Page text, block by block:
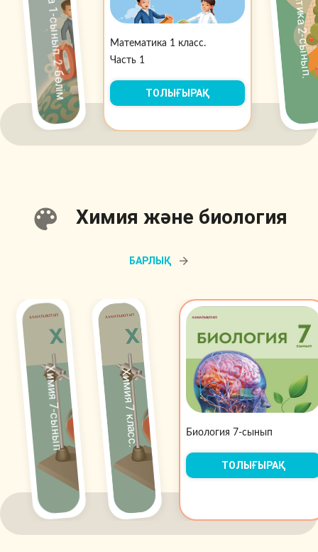
Математика 1 класс.
Часть 1
ТОЛЫҒЫРАҚ
Химия және биология
БАРЛЫҚ
Химия 7-сынып Химия 7 класс. Биология 7-сынып
ТОЛЫҒЫРАҚ